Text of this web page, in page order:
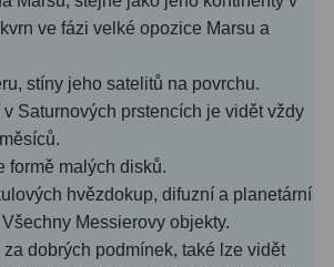
ve fázi velké opozice Marsu a
stíny jeho satelitů na povrchu.
Saturnových prstencích je vidět vždy
formě malých disků.
hvězdokup, difuzní a planetární
Messierovy objekty.
dobrých podmínek, také lze vidět